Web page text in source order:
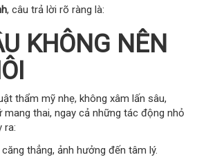
, câu trả lời rõ ràng là:
KHÔNG NÊN
thẩm mỹ nhẹ, không xâm lấn sâu,
mang thai, ngay cả những tác động nhỏ
ra:
thẳng, ảnh hưởng đến tâm lý.